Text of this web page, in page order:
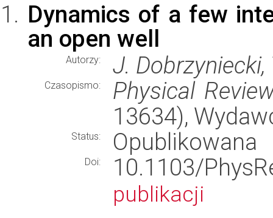
Dynamics of a few
an open well
Autorzy: J. Dobrzyniecki,
Czasopismo:
Physical
13634),
Status: Opublikowana
Doi: 10.1103/
publikacji